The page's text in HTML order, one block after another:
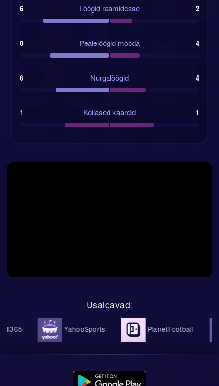
6 Löögid raamidesse 2
8 Pealelöögid mööda 4
6 Nurgalöögid 4
1 Kollased kaardid 1
Usaldavad:
YahooSports PlanetFootball